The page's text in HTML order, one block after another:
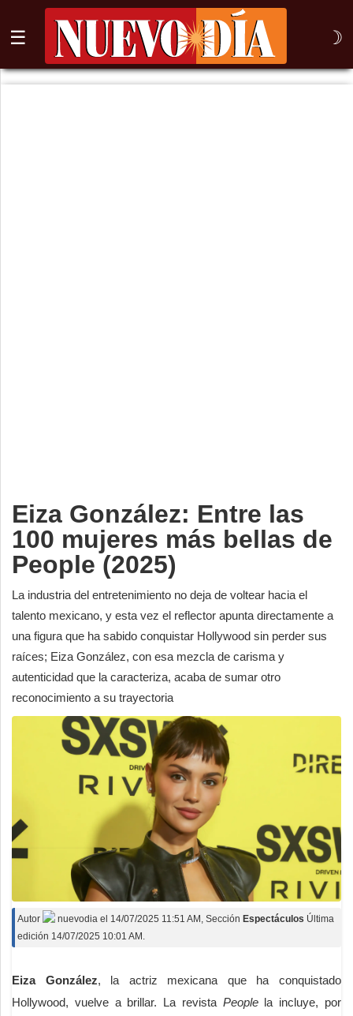
☰ ☽
⌕
Eiza González: Entre las
100 mujeres más bellas de
People (2025)
La industria del entretenimiento no deja de voltear hacia el
talento mexicano, y esta vez el reflector apunta directamente a
una figura que ha sabido conquistar Hollywood sin perder sus
raíces; Eiza González, con esa mezcla de carisma y
autenticidad que la caracteriza, acaba de sumar otro
reconocimiento a su trayectoria
Autor nuevodia el 14/07/2025 11:51 AM , Sección Espectáculos Última
edición 14/07/2025 10:01 AM.
Eiza González, la actriz mexicana que ha conquistado
Hollywood, vuelve a brillar. La revista Peoplela incluye, por